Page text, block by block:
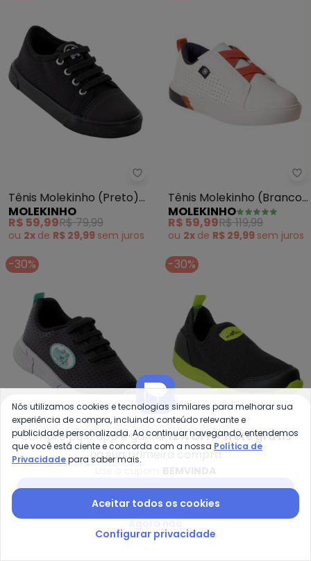
Molekinho - Tênis Molekinho
Tênis Molekinho (Preto)
em Tecido
MOLEKINHO
R$ 59,99R$ 79,99
ou 2x de R$ 29,99 sem juros
Tênis Molekinho (Branco)
em Sintético
MOLEKINHO
R$ 59,99R$ 119,99
ou 2x de R$ 29,99 sem juros
-30%
Molekinho - Tenis Molekinho
em Sintético
MOLEKINHO
R$ 69,99 R$ 99,99
ou R$ 34,99semjuros
-30%
Neon) em Tecido
PERFECTA
R$ 69,99
ou2xdeR$ 34,99 juros
-20%
Compre pelo app e ganhe12% OFF + frete grátis
na sua primeira compra
Nós utilizamos cookies e tecnologias similares para melhorar sua
experiência de compra, incluindo conteúdo relevante e
publicidade personalizada. Ao continuar navegando, entendemos
que você está ciente e concorda com a nossa Política de
Privacidadepara saber mais.
Aceitar todos os cookies
Configurar privacidade